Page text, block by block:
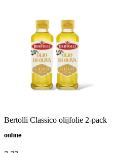
Bertolli Classico olijfolie 2-pack
online